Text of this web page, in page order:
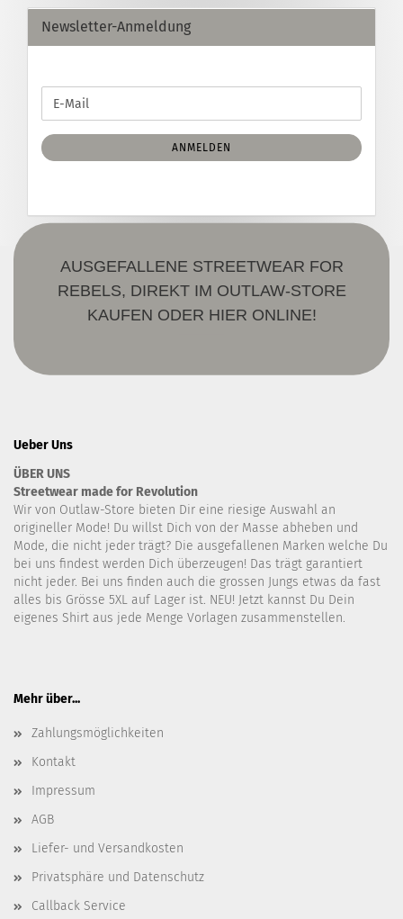
Newsletter-Anmeldung
ZUR
ANMELDUNG
E-
Mail
ANMELDEN
AUSGEFALLENE STREETWEAR FOR
REBELS, DIREKT IM OUTLAW-STORE
KAUFEN ODER HIER ONLINE!
Ueber Uns
ÜBER UNS
Streetwear made for Revolution
Wir von Outlaw-Store bieten Dir eine riesige Auswahl an
origineller Mode! Du willst Dich von der Masse abheben und
Mode, die nicht jeder trägt? Die ausgefallenen Marken welche Du
bei uns findest werden Dich überzeugen! Das trägt garantiert
nicht jeder. Bei uns finden auch die grossen Jungs etwas da fast
alles bis Grösse 5XL auf Lager ist. NEU! Jetzt kannst Du Dein
eigenes Shirt aus jede Menge Vorlagen zusammenstellen.
Mehr über...
Zahlungsmöglichkeiten
Kontakt
Impressum
AGB
Liefer- und Versandkosten
Privatsphäre und Datenschutz
Callback Service